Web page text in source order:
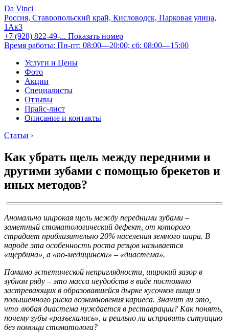
Da Vinci
Россия, Ставропольский край, Кисловодск, Парковая улица,
1Ак3
+7 (928) 822-49-... Показать номер
Время работы: Пн-пт: 08:00—20:00; сб: 08:00—15:00
Услуги и Цены
Фото
Акции
Специалисты
Отзывы
Прайс-лист
Описание и контакты
Статьи ›
Как убрать щель между передними и
другими зубами с помощью брекетов и
иных методов?
Аномально широкая щель между передними зубами –
заметный стоматологический дефект, от которого
страдает приблизительно 20% населения земного шара. В
народе эта особенность роста резцов называется
«щербина», а «по-медицински» – «диастема».
Помимо эстетической неприглядности, широкий зазор в
зубном ряду – это масса неудобств в виде постоянно
застревающих в образовавшейся дырке кусочков пищи и
повышенного риска возникновения кариеса. Значит ли это,
что любая диастема нуждается в реставрации? Как понять,
почему зубы «разъехались», и реально ли исправить ситуацию
без помощи стоматолога?